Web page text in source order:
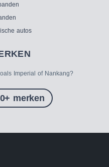
autos
Imperial of Nankang?
merken